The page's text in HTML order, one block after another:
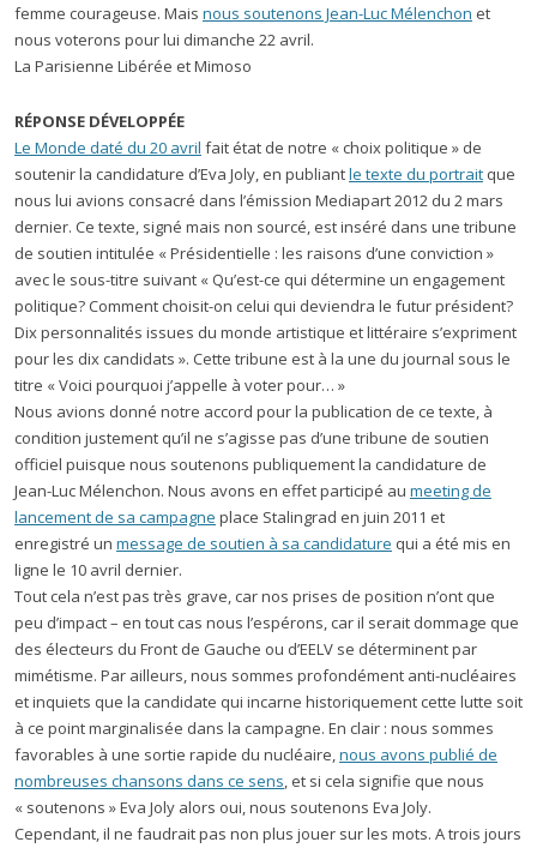
femme courageuse. Mais nous soutenons Jean-Luc Mélenchon et
nous voterons pour lui dimanche 22 avril.
La Parisienne Libérée et Mimoso
RÉPONSE DÉVELOPPÉE
Le Monde daté du 20 avril fait état de notre « choix politique » de
soutenir la candidature d’Eva Joly, en publiantle texte du portrait que
nous lui avions consacré dans l’émission Mediapart 2012 du 2 mars
dernier. Ce texte, signé mais non sourcé, est inséré dans une tribune
de soutien intitulée « Présidentielle : les raisons d’une conviction »
avec le sous-titre suivant « Qu’est-ce qui détermine un engagement
politique? Comment choisit-on celui qui deviendra le futur président?
Dix personnalités issues du monde artistique et littéraire s’expriment
pour les dix candidats ». Cette tribune est à la une du journal sous le
titre « Voici pourquoi j’appelle à voter pour… »
Nous avions donné notre accord pour la publication de ce texte, à
condition justement qu’il ne s’agisse pas d’une tribune de soutien
officiel puisque nous soutenons publiquement la candidature de
Jean-Luc Mélenchon. Nous avons en effet participé au meeting de
lancement de sa campagne place Stalingrad en juin 2011 et
enregistré un message de soutien à sa candidature qui a été mis en
ligne le 10 avril dernier.
Tout cela n’est pas très grave, car nos prises de position n’ont que
peu d’impact – en tout cas nous l’espérons, car il serait dommage que
des électeurs du Front de Gauche ou d’EELV se déterminent par
mimétisme. Par ailleurs, nous sommes profondément anti-nucléaires
et inquiets que la candidate qui incarne historiquement cette lutte soit
à ce point marginalisée dans la campagne. En clair : nous sommes
favorables à une sortie rapide du nucléaire,nous avons publié de
nombreuses chansons dans ce sens, et si cela signifie que nous
« soutenons » Eva Joly alors oui, nous soutenons Eva Joly.
Cependant, il ne faudrait pas non plus jouer sur les mots. A trois jours